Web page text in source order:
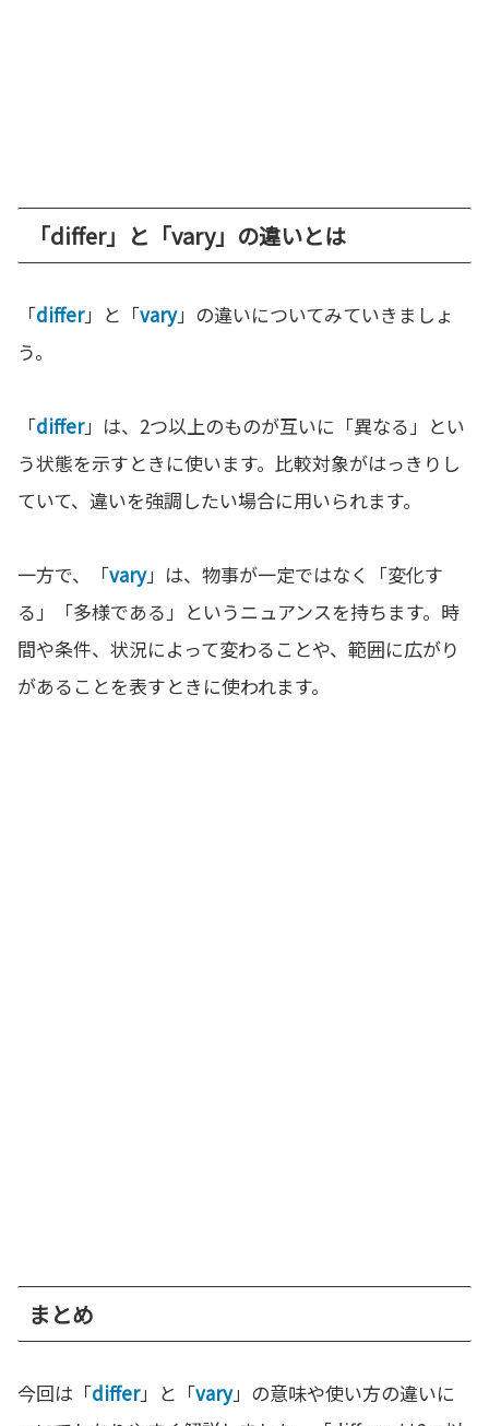
「differ」と「vary」の違いとは
「differ」と「vary」の違いについてみていきましょ
う。
「differ」は、2つ以上のものが互いに「異なる」とい
う状態を示すときに使います。比較対象がはっきりし
ていて、違いを強調したい場合に用いられます。
一方で、「vary」は、物事が一定ではなく「変化す
る」「多様である」というニュアンスを持ちます。時
間や条件、状況によって変わることや、範囲に広がり
があることを表すときに使われます。
まとめ
今回は「differ」と「vary」の意味や使い方の違いに